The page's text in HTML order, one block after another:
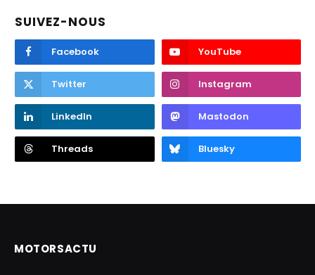
SUIVEZ-NOUS
Facebook YouTube
Twitter Instagram
LinkedIn Mastodon
Threads Bluesky
MOTORSACTU